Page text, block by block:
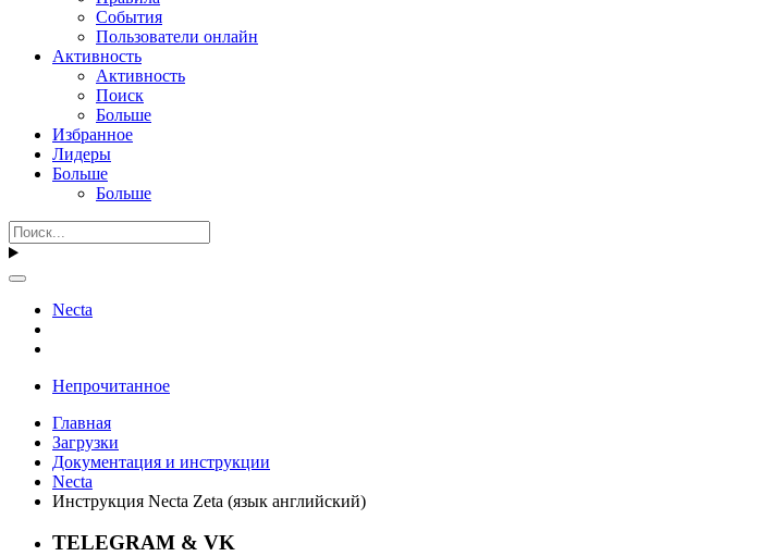
События
Пользователи онлайн
Активность
Активность
Поиск
Больше
Избранное
Лидеры
Больше
Больше
Necta
Непрочитанное
Главная
Загрузки
Документация и инструкции
Necta
Инструкция Necta Zeta (язык английский)
TELEGRAM & VK